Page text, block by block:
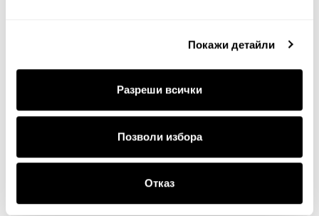
Покажи детайли
Разреши всички
Позволи избора
Отказ
Продължи